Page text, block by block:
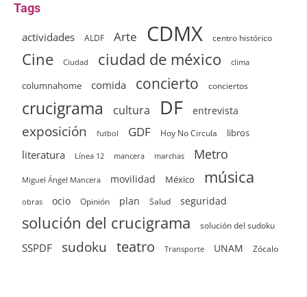
Tags
actividades ALDF Arte CDMX centro histórico
Cine Ciudad ciudad de méxico clima
columnahome comida concierto conciertos
crucigrama cultura DF entrevista
exposición futbol GDF Hoy No Circula libros
literatura Línea 12 mancera marchas Metro
Miguel Ángel Mancera movilidad México música
obras ocio Opinión plan Salud seguridad
solución del crucigrama solución del sudoku
SSPDF sudoku teatro Transporte UNAM Zócalo